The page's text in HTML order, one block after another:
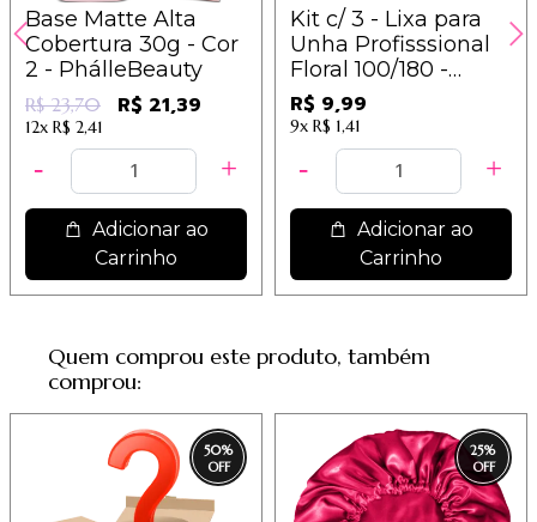
Base Matte Alta
Cobertura 30g - Cor
2 - PhálleBeauty
R$ 23,70 R$ 21,39
12x R$ 2,41
Adicionar ao
Carrinho
Kit c/ 3 - Lixa para
Unha Profisssional
Floral 100/180 -
Modelos Sortidos -
IM / 3,33
R$ 9,99
9x R$ 1,41
Adicionar ao
Carrinho
Quem comprou este produto, também
comprou:
50% 25%